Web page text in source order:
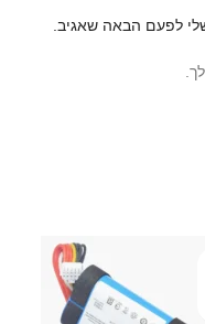
לפעם הבאה שאגיב.